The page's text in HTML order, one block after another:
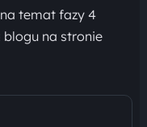
temat fazy 4
blogu na stronie